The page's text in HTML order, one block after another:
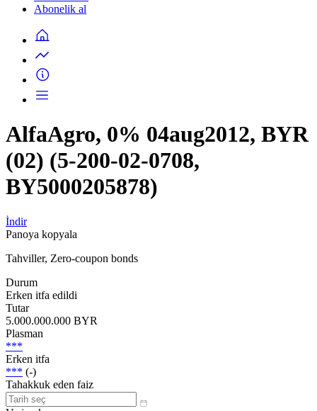
Abonelik al
AlfaAgro, 0% 04aug2012, BYR
(02) (5-200-02-0708,
BY5000205878)
İndir
Panoya kopyala
Tahviller, Zero-coupon bonds
Durum
Erken itfa edildi
Tutar
5.000.000.000 BYR
Plasman
***
Erken itfa
*** (-)
Tahakkuk eden faiz